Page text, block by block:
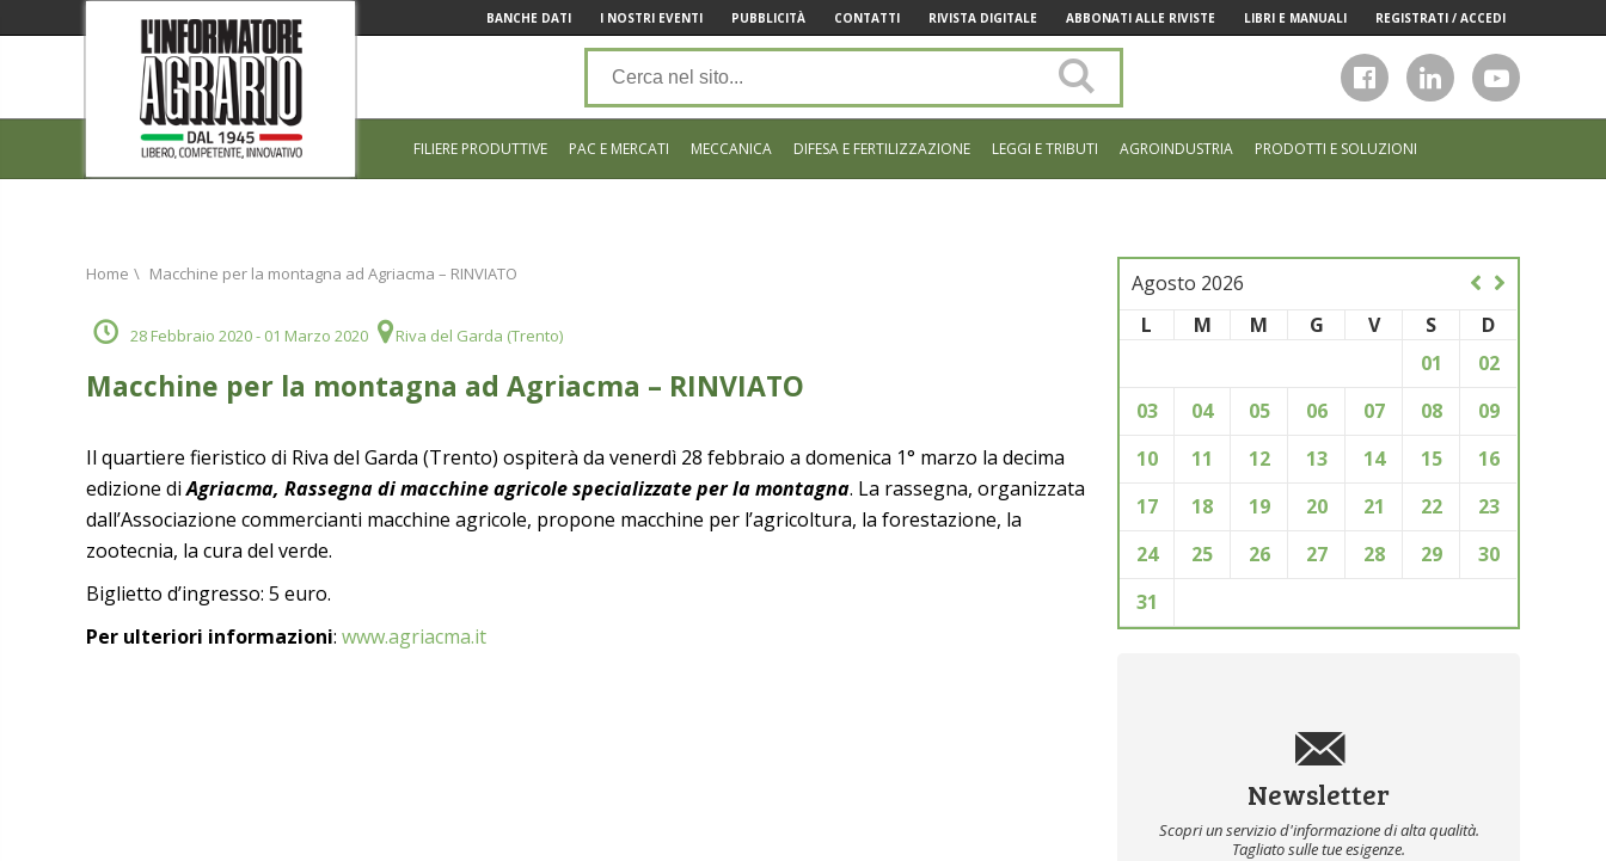
BANCHE DATI I NOSTRI EVENTI PUBBLICITÀ CONTATTI RIVISTA DIGITALE ABBONATI ALLE RIVISTE LIBRI E MANUALI REGISTRATI / ACCEDI
sito
FILIERE PRODUTTIVE PAC E MERCATI MECCANICA DIFESA E FERTILIZZAZIONE LEGGI E TRIBUTI AGROINDUSTRIA PRODOTTI E SOLUZIONI
Home \ Macchine per la montagna ad Agriacma – RINVIATO
28 Febbraio 2020- 01 Marzo 2020 Riva del Garda (Trento)
Macchine per la montagna ad Agriacma – RINVIATO
Il quartiere fieristico di Riva del Garda (Trento) ospiterà da venerdì 28 febbraio a domenica 1° marzo la decima
edizione diAgriacma, Rassegna di macchineagricole specializzate per la montagna. La rassegna, organizzata
dall’Associazione commercianti macchine agricole, propone macchine per l’agricoltura, la forestazione, la
zootecnia, la cura del verde.
Biglietto d’ingresso: 5 euro.
Per ulteriori informazioni: www.agriacma.it
Agosto 2026
L
M M G V S
D
01
02
03
04 05 06 07 08
09
10
11 12 13 14 15
16
17
18 19 20 21 22
23
24
25 26 27 28 29
30
31
Newsletter
Scopri un servizio d'informazione di alta qualità.
Tagliato sulle tue esigenze.